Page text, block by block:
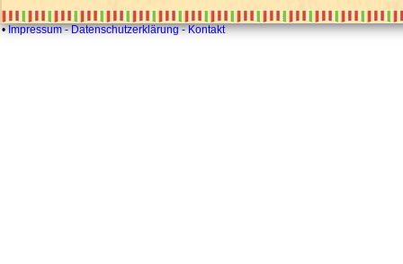
•Impressum - Datenschutzerklärung - Kontakt